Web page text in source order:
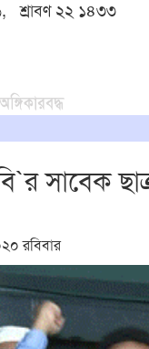
শ্রাবণ ২২ ১৪৩৩
সাবেক
রবিবার